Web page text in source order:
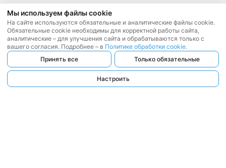
Мы используем файлы cookie
На сайте используются обязательные и аналитические файлы cookie.
Обязательные cookie необходимы для корректной работы сайта,
аналитические – для улучшения сайта и обрабатываются только с
вашего согласия. Подробнее – в Политике обработки cookie.
Принять все
Только обязательные
Настроить